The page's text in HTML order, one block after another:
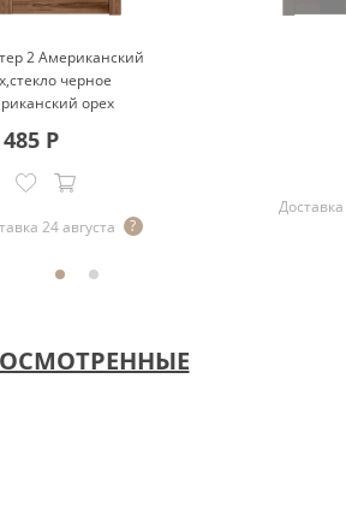
2 Американский
черное
орех
Р
24 августа